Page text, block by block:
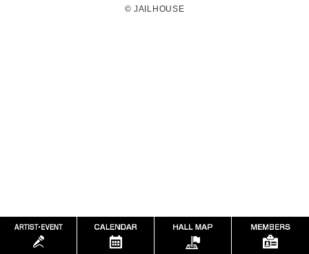
© JAILHOUSE